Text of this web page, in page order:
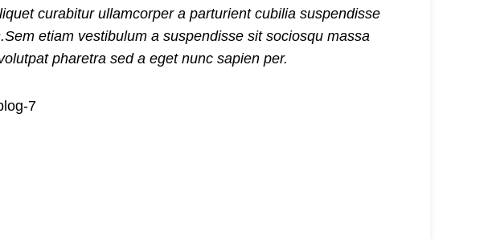
curabitur ullamcorper a parturient cubilia suspendisse
etiam vestibulum a suspendisse sit sociosqu massa
pharetra sed a eget nunc sapien per.